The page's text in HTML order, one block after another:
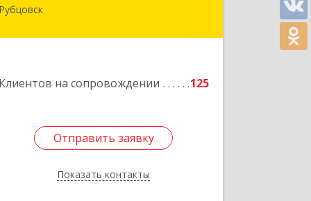
Рубцовск
Клиентов на сопровождении 125
Отправить заявку
Показать контакты
658204, Алтайский край, Рубцовск г,
Отправить заявку
Назад